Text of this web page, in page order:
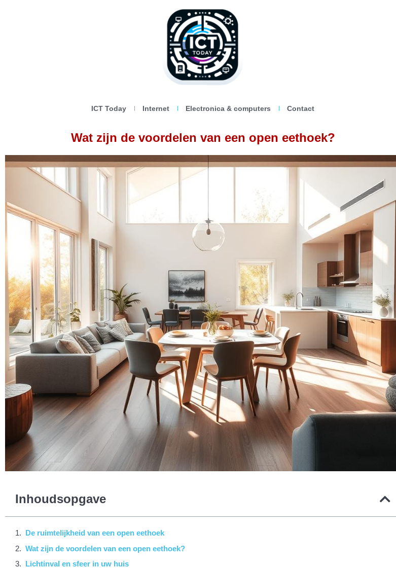
ICT Today Internet Electronica & computers Contact
Wat zijn de voordelen van een open eethoek?
Inhoudsopgave
De ruimtelijkheid van een open eethoek
Wat zijn de voordelen van een open eethoek?
Lichtinval en sfeer in uw huis